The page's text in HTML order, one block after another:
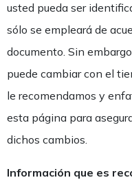
usted pueda ser
sólo se empleará de
documento. Sin
puede cambiar con el
le recomendamos y
esta página para
dichos cambios.
Información que es